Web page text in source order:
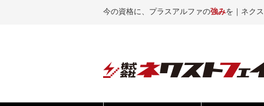
今の資格に、プラスアルファの強みを｜ネク